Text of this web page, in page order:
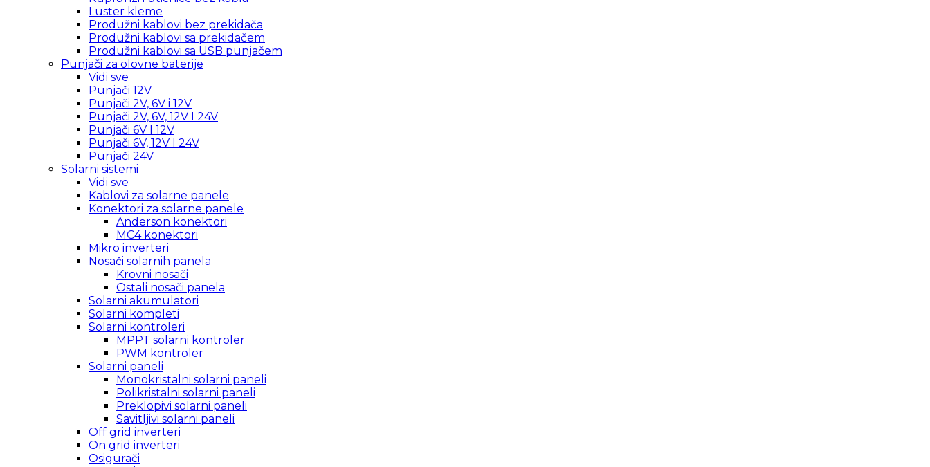
Luster kleme
Produžni kablovi bez prekidača
Produžni kablovi sa prekidačem
Produžni kablovi sa USB punjačem
Punjači za olovne baterije
Vidi sve
Punjači 12V
Punjači 2V, 6V i 12V
Punjači 2V, 6V, 12V I 24V
Punjači 6V I 12V
Punjači 6V, 12V I 24V
Punjači 24V
Solarni sistemi
Vidi sve
Kablovi za solarne panele
Konektori za solarne panele
Anderson konektori
MC4 konektori
Mikro inverteri
Nosači solarnih panela
Krovni nosači
Ostali nosači panela
Solarni akumulatori
Solarni kompleti
Solarni kontroleri
MPPT solarni kontroler
PWM kontroler
Solarni paneli
Monokristalni solarni paneli
Polikristalni solarni paneli
Preklopivi solarni paneli
Savitljivi solarni paneli
Off grid inverteri
On grid inverteri
Osigurači